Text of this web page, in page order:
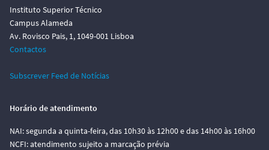
Instituto Superior Técnico
Campus Alameda
Av. Rovisco Pais, 1, 1049-001 Lisboa
Contactos
Subscrever Feed de Notícias
Horário de atendimento
NAI: segunda a quinta-feira, das 10h30 às 12h00 e das 14h00 às 16h00
NCFI: atendimento sujeito a marcação prévia